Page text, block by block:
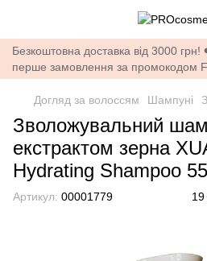
Безкоштовна доставка від 3000
перше замовлення за промокодом
Догляд за волоссям Шампуні
Зволожувальний
екстрактом зерна
Hydrating Shampoo
Артикул: 00001779 19